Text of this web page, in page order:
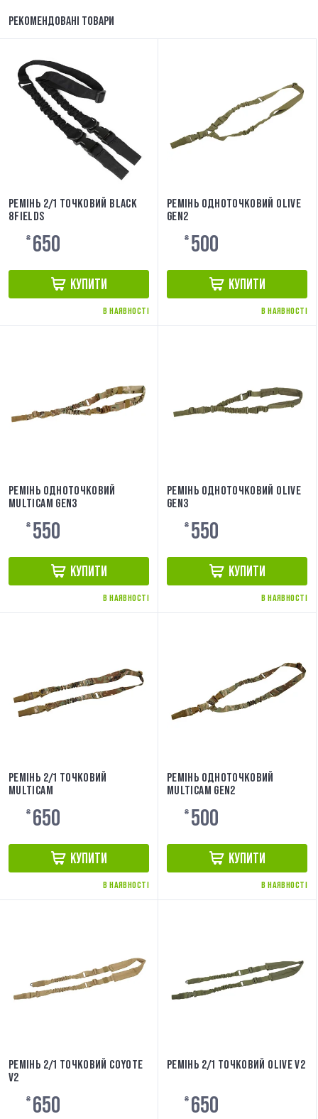
РЕКОМЕНДОВАНІ ТОВАРИ
РЕМІНЬ 2/1 ТОЧКОВИЙ BLACK
8FIELDS
₴ 650
КУПИТИ
В НАЯВНОСТІ
РЕМІНЬ ОДНОТОЧКОВИЙ OLIVE
GEN2
₴ 500
КУПИТИ
В НАЯВНОСТІ
РЕМІНЬ ОДНОТОЧКОВИЙ
MULTICAM GEN3
₴ 550
КУПИТИ
В НАЯВНОСТІ
РЕМІНЬ ОДНОТОЧКОВИЙ OLIVE
GEN3
₴ 550
КУПИТИ
В НАЯВНОСТІ
РЕМІНЬ 2/1 ТОЧКОВИЙ
MULTICAM
₴ 650
КУПИТИ
В НАЯВНОСТІ
РЕМІНЬ ОДНОТОЧКОВИЙ
MULTICAM GEN2
₴ 500
КУПИТИ
В НАЯВНОСТІ
РЕМІНЬ 2/1 ТОЧКОВИЙ COYOTE
V2
₴ 650
РЕМІНЬ 2/1 ТОЧКОВИЙ OLIVE V2
₴ 650